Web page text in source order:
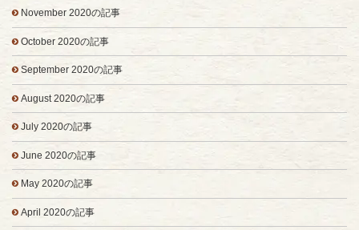
November 2020の記事
October 2020の記事
September 2020の記事
August 2020の記事
July 2020の記事
June 2020の記事
May 2020の記事
April 2020の記事